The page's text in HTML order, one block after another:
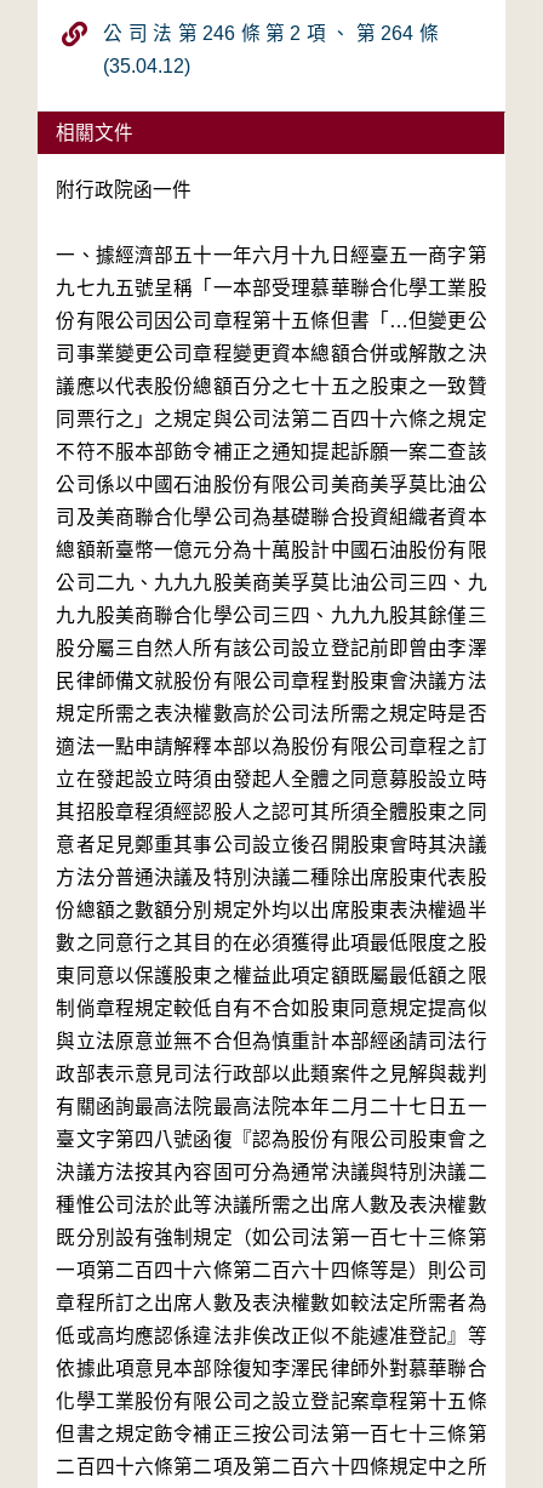
公司法第246條第2項、第264條
(35.04.12)
相關文件
附行政院函一件
一、據經濟部五十一年六月十九日經臺五一商字第
九七九五號呈稱「一本部受理慕華聯合化學工業股
份有限公司因公司章程第十五條但書「…但變更公
司事業變更公司章程變更資本總額合併或解散之決
議應以代表股份總額百分之七十五之股東之一致贊
同票行之」之規定與公司法第二百四十六條之規定
不符不服本部飭令補正之通知提起訴願一案二查該
公司係以中國石油股份有限公司美商美孚莫比油公
司及美商聯合化學公司為基礎聯合投資組織者資本
總額新臺幣一億元分為十萬股計中國石油股份有限
公司二九、九九九股美商美孚莫比油公司三四、九
九九股美商聯合化學公司三四、九九九股其餘僅三
股分屬三自然人所有該公司設立登記前即曾由李澤
民律師備文就股份有限公司章程對股東會決議方法
規定所需之表決權數高於公司法所需之規定時是否
適法一點申請解釋本部以為股份有限公司章程之訂
立在發起設立時須由發起人全體之同意募股設立時
其招股章程須經認股人之認可其所須全體股東之同
意者足見鄭重其事公司設立後召開股東會時其決議
方法分普通決議及特別決議二種除出席股東代表股
份總額之數額分別規定外均以出席股東表決權過半
數之同意行之其目的在必須獲得此項最低限度之股
東同意以保護股東之權益此項定額既屬最低額之限
制倘章程規定較低自有不合如股東同意規定提高似
與立法原意並無不合但為慎重計本部經函請司法行
政部表示意見司法行政部以此類案件之見解與裁判
有關函詢最高法院最高法院本年二月二十七日五一
臺文字第四八號函復『認為股份有限公司股東會之
決議方法按其內容固可分為通常決議與特別決議二
種惟公司法於此等決議所需之出席人數及表決權數
既分別設有強制規定（如公司法第一百七十三條第
一項第二百四十六條第二百六十四條等是）則公司
章程所訂之出席人數及表決權數如較法定所需者為
低或高均應認係違法非俟改正似不能遽准登記』等
依據此項意見本部除復知李澤民律師外對慕華聯合
化學工業股份有限公司之設立登記案章程第十五條
但書之規定飭令補正三按公司法第一百七十三條第
二百四十六條第二項及第二百六十四條規定中之所